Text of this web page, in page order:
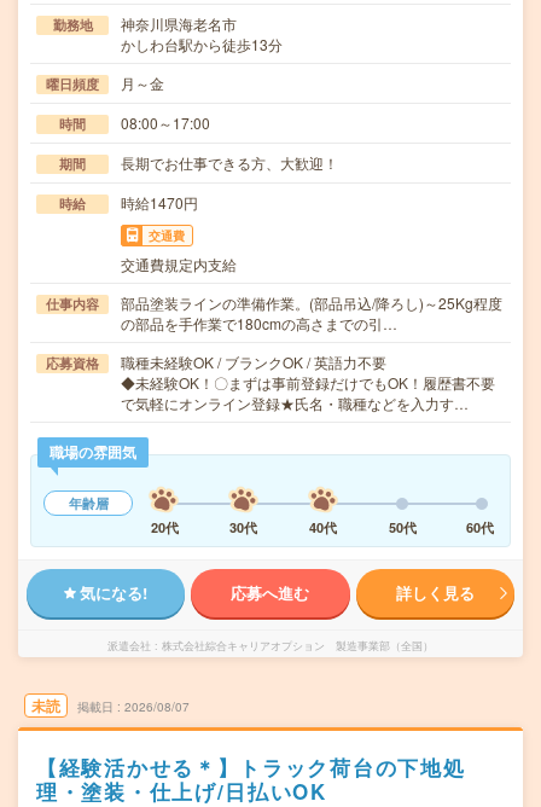
勤務地
神奈川県海老名市
かしわ台駅から徒歩13分
曜日頻度 月～金
時間 08:00～17:00
期間 長期でお仕事できる方、大歓迎！
時給 時給1470円
交通費
交通費規定内支給
仕事内容
部品塗装ラインの準備作業。(部品吊込/降ろし)～25Kg程度
の部品を手作業で180cmの高さまでの引…
応募資格
職種未経験OK / ブランクOK / 英語力不要
◆未経験OK！〇まずは事前登録だけでもOK！履歴書不要
で気軽にオンライン登録★氏名・職種などを入力す…
職場の雰囲気
年齢層
20代
30代 40代 50代 60代
気になる! 応募へ進む 詳しく見る
派遣会社 株式会社綜合キャリアオプション 製造事業部（全国）
未読 掲載日 2026/08/07
【経験活かせる＊】トラック荷台の下地処
理・塗装・仕上げ/日払いOK